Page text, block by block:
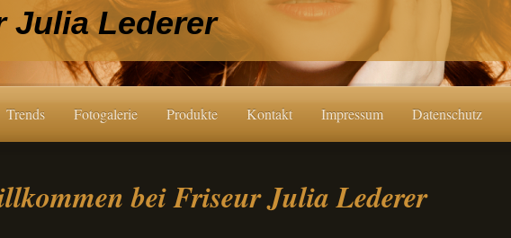
Julia Lederer
Trends Fotogalerie Produkte Kontakt Impressum Datenschutz
bei Friseur Julia Lederer